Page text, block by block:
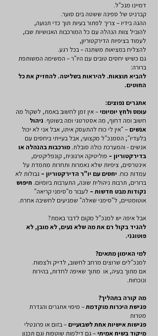
דמיינו מנכ"ל.
קברניט של ספינה ששטה בים סוער.
ההגה בידיו – צריך לפתור בעיות תוך כדי תנועה,
להוביל צוות הנהלה עם כל המורכבות האנושיות שבו,
לעמוד בציפיות הדירקטוריון,
להצליח במציאות משתנה – בכל רגע.
גם כשיש יחסים טובים עם היו"ר – המשימה המשותפת
ברורה:
להביא תוצאות. להיראות בשליטה. להחזיק את כל
החוטים.
אתגרים נפוצים:
עומס ולחץ יומיומי – אין זמן לחשוב באמת, לשקול מה
חשוב ומה דחוף, מה אסטרטגי ומה בשוטף. ניהול
אנשים – "אין לי כוח להתעסק איתו, אבל אני לא יכול
בלעדיו"; הסמנכ"ל מקצועי, אבל בעייתי ביחסים עם
אנשים - והמערכת כולה סובלת. מורכבות בהנהלה או
בדירקטוריון – פוליטיקה ארגונית, קונפליקטים,
אינטרסים, ציפיות שלא נאמרות ותחרות מתמדת על
עמדות כוח. יחסים עם יו"ר הדירקטוריון – גבולות לא
ברורים, תרבות ניהולית שונה, התערבות ביומיום. חיפוש
נקודות מבט חדשות – לעבור מ"סימני קריאה"
אוטומטיים, ל"סימני שאלה" שמניעים לחשיבה אחרת.
אבל איפה יש למנכ"ל מקום לדבר באמת?
להגיד בקול רם את מה שלא נעים, לא מובן, לא
פוטוגני.
למי האימון מתאים?
למנכ"לים שרוצים מרחב לחשוב, לדייק ולצמוח.
אם מתוך בעיה, או מתוך שאיפה לחדות, בהירות
ונוכחות.
מה קורה בתהליך?
פגישת היכרות מוקדמת– מיפוי אתגרים והגדרת
מטרות
פגישות אישיות אחת לשבועיים – בזום או פרונטלי
מיקוד בשיח אמיתי – גם דילמות שוטפות וגם תכנון